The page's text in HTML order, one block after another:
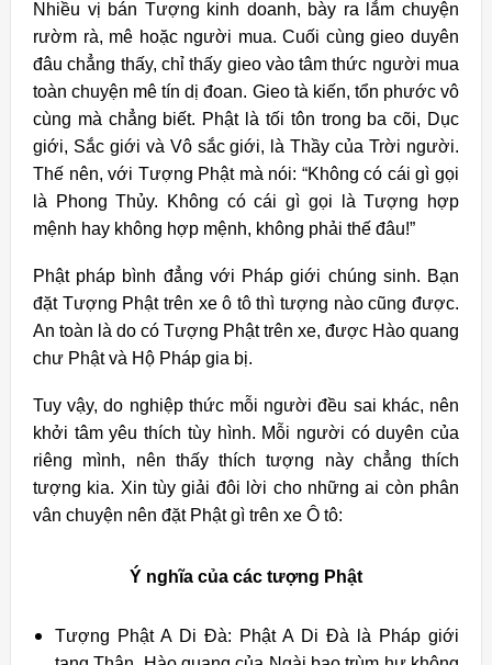
Nhiều vị bán Tượng kinh doanh, bày ra lắm chuyện
rườm rà, mê hoặc người mua. Cuối cùng gieo duyên
đâu chẳng thấy, chỉ thấy gieo vào tâm thức người mua
toàn chuyện mê tín dị đoan. Gieo tà kiến, tổn phước vô
cùng mà chẳng biết. Phật là tối tôn trong ba cõi, Dục
giới, Sắc giới và Vô sắc giới, là Thầy của Trời người.
Thế nên, với Tượng Phật mà nói: “Không có cái gì gọi
là Phong Thủy. Không có cái gì gọi là Tượng hợp
mệnh hay không hợp mệnh, không phải thế đâu!”
Phật pháp bình đẳng với Pháp giới chúng sinh. Bạn
đặt Tượng Phật trên xe ô tô thì tượng nào cũng được.
An toàn là do có Tượng Phật trên xe, được Hào quang
chư Phật và Hộ Pháp gia bị.
Tuy vậy, do nghiệp thức mỗi người đều sai khác, nên
khởi tâm yêu thích tùy hình. Mỗi người có duyên của
riêng mình, nên thấy thích tượng này chẳng thích
tượng kia. Xin tùy giải đôi lời cho những ai còn phân
vân chuyện nên đặt Phật gì trên xe Ô tô:
Ý nghĩa của các tượng Phật
Tượng Phật A Di Đà: Phật A Di Đà là Pháp giới